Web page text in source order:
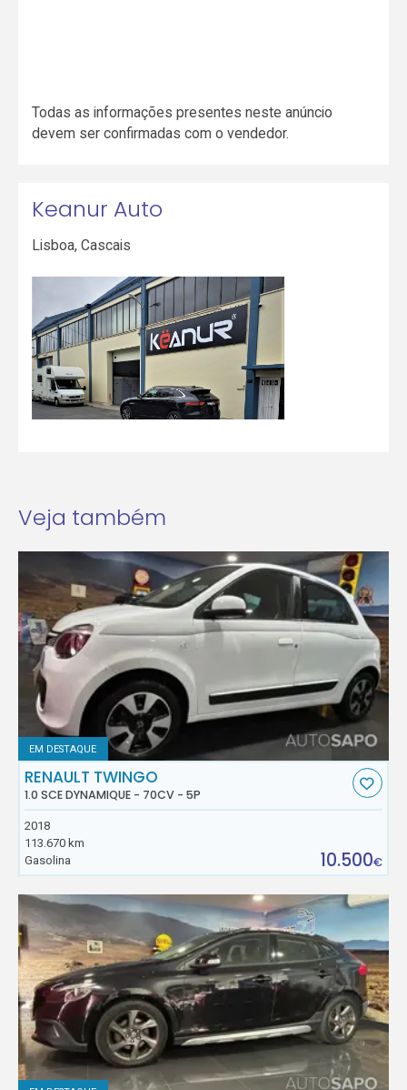
Todas as informações presentes neste anúncio
devem ser confirmadas com o vendedor.
Keanur Auto
Lisboa,Cascais
Veja também
EM DESTAQUE
RENAULT TWINGO
1.0 SCE DYNAMIQUE - 70CV - 5P
2018
113.670 km
Gasolina
10.500€